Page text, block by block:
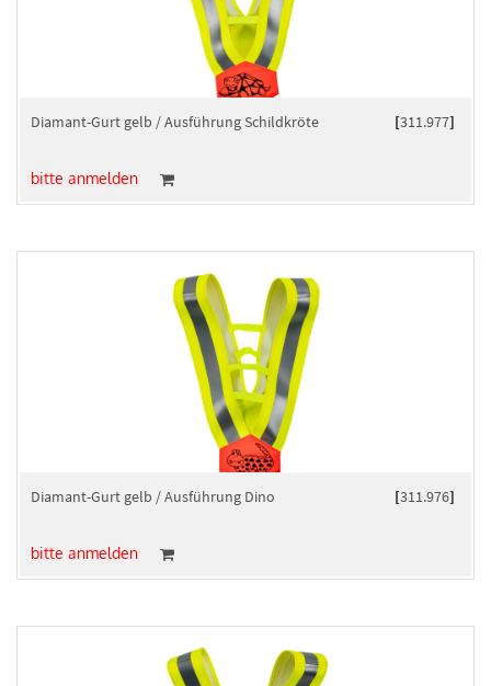
[311.977]
Diamant-Gurt gelb / Ausführung Schildkröte
bitte anmelden
[311.976]
Diamant-Gurt gelb / Ausführung Dino
bitte anmelden